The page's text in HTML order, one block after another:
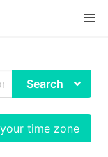
Search
time zone